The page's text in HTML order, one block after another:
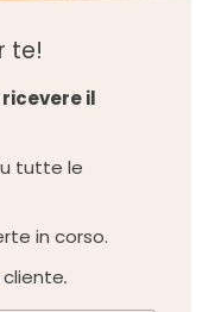
te!
il
tutte le
in corso.
cliente.